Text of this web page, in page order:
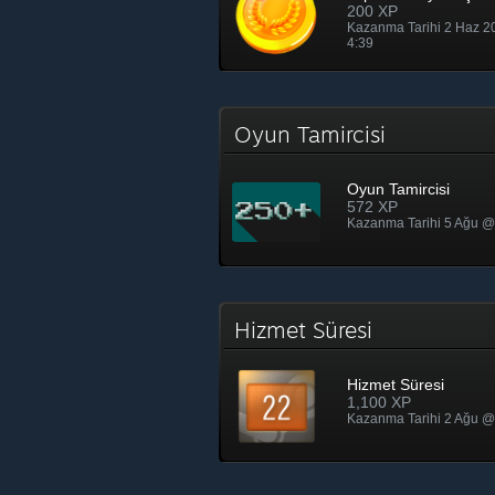
200 XP
Kazanma Tarihi 2 Haz
4:39
Oyun Tamircisi
Oyun Tamircisi
572 XP
Kazanma Tarihi 5 Ağu
Hizmet Süresi
Hizmet Süresi
1,100 XP
Kazanma Tarihi 2 Ağu